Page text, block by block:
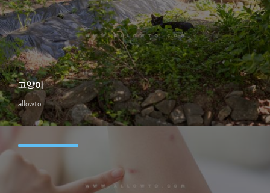
allowto
고양이